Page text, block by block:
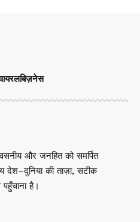
बिज़नेस
और जनहित को समर्पित
देश–दुनिया की ताज़ा, सटीक
है।